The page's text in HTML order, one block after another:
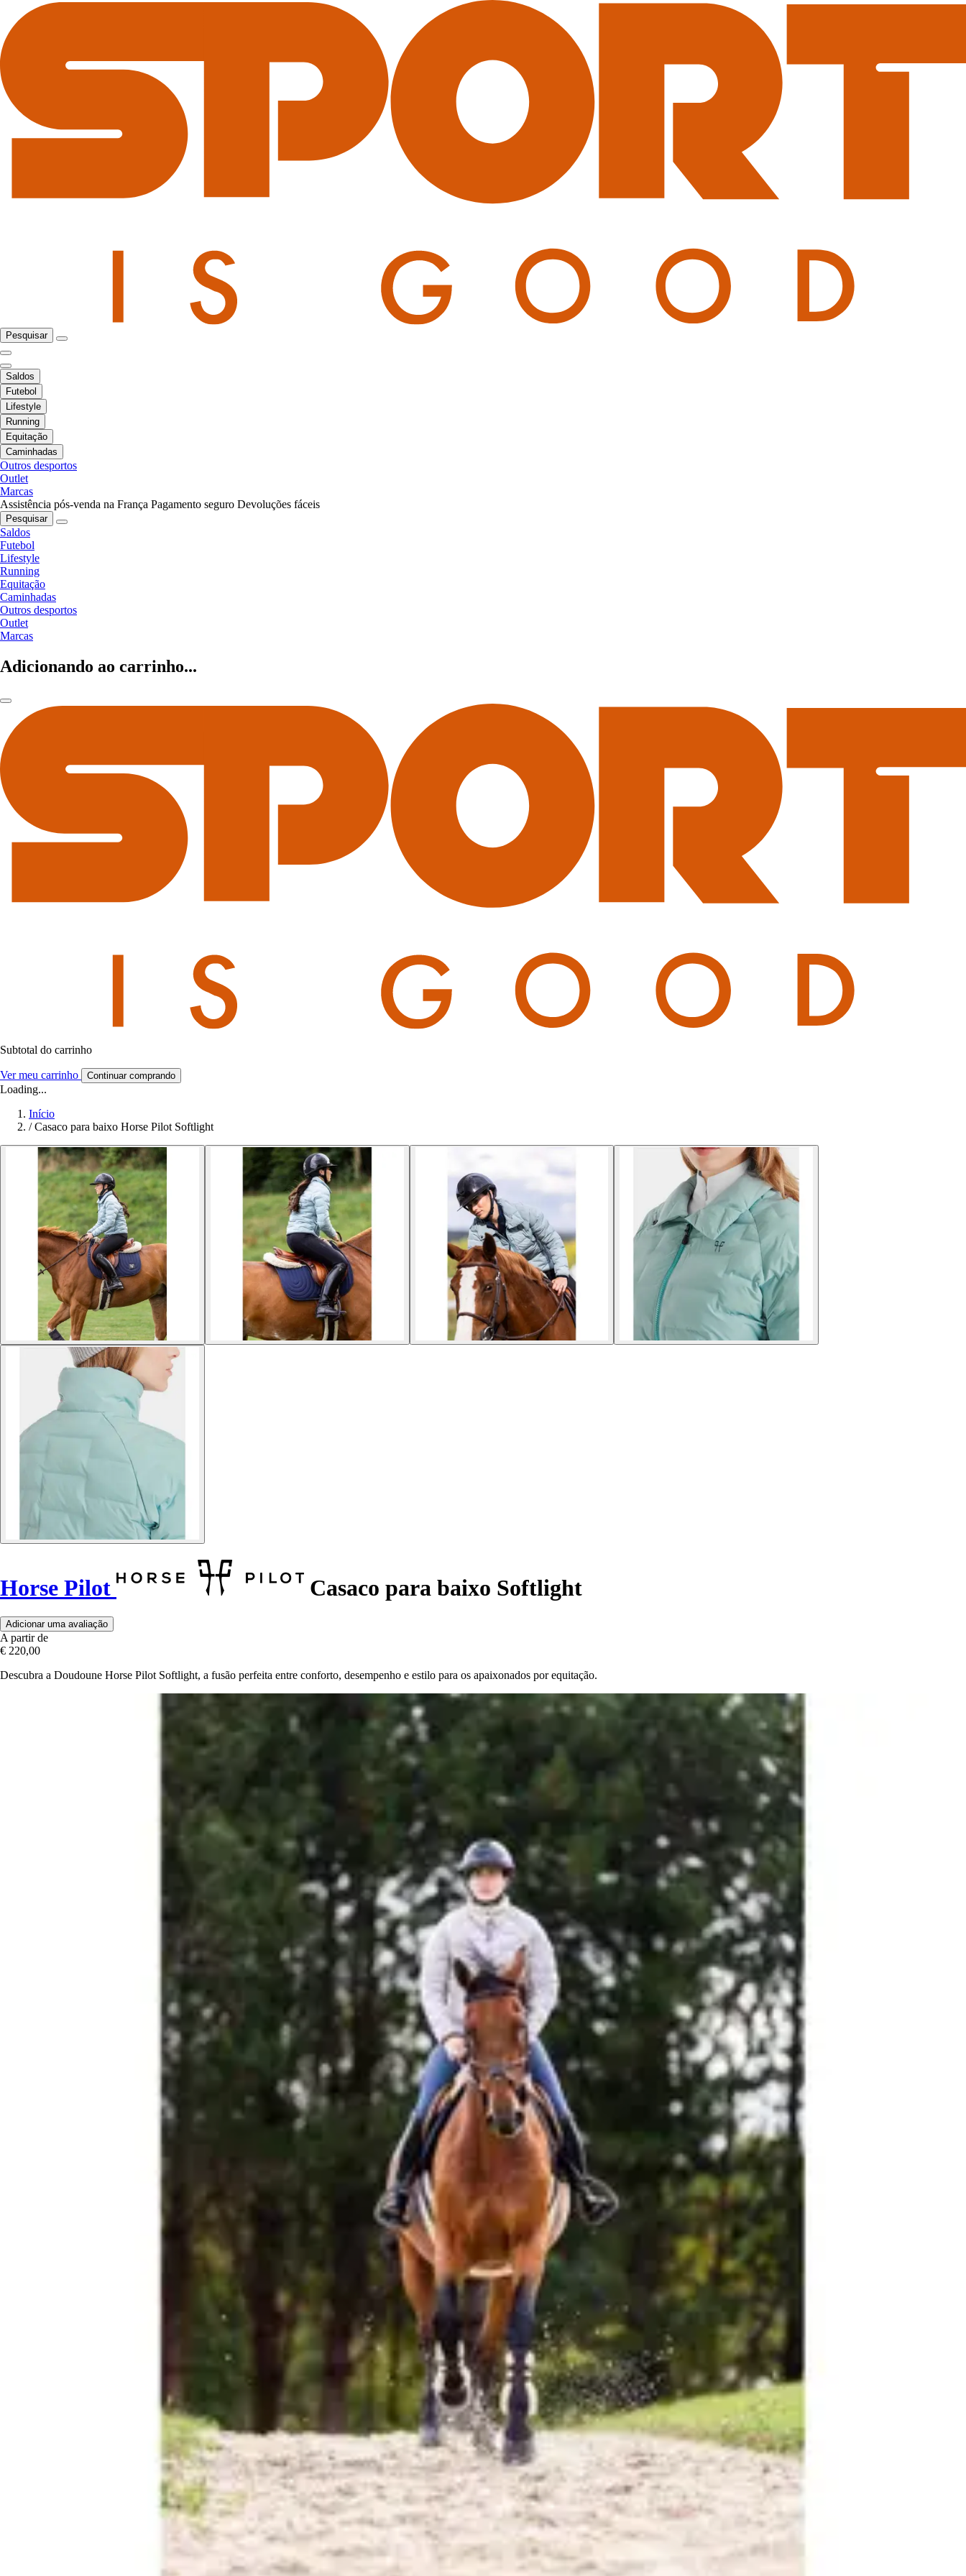
Pesquisar
Saldos
Futebol
Lifestyle
Running
Equitação
Caminhadas
Outros desportos
Outlet
Marcas
Assistência pós-venda na França Pagamento seguro Devoluções fáceis
Pesquisar
Saldos
Futebol
Lifestyle
Running
Equitação
Caminhadas
Outros desportos
Outlet
Marcas
Adicionando ao carrinho...
Subtotal do carrinho
Ver meu carrinho Continuar comprando
Loading...
Início
/ Casaco para baixo Horse Pilot Softlight
Horse Pilot Casaco para baixo Softlight
Adicionar uma avaliação
A partir de
€ 220,00
Descubra a Doudoune Horse Pilot Softlight, a fusão perfeita entre conforto, desempenho e estilo para os apaixonados por equitação.